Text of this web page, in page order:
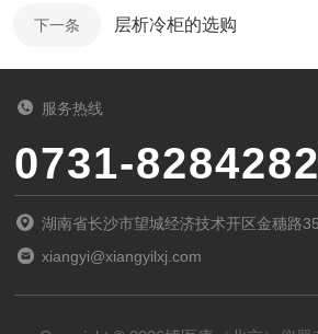
下一条 层析冷柜的选购
服务热线
0731-
湖南省长沙市望城经济技术开区金穗路
xiangyi@xiangyilxj.com